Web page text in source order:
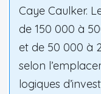
Caye Caulker.
de 150 000 à
et de 50 000 à
selon
logiques